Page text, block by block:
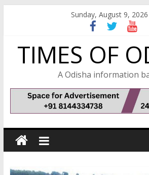
Sunday, August 9, 2026
TIMES OF
A Odisha information